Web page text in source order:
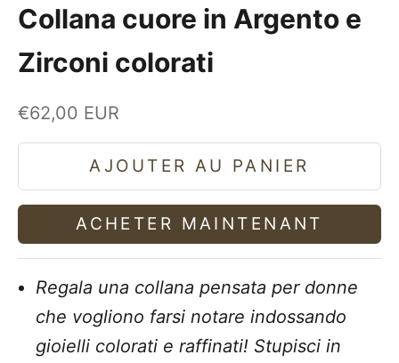
Collana cuore in Argento e
Zirconi colorati
Prix de vente
€62,00 EUR
AJOUTER AU PANIER
ACHETER MAINTENANT
Regala una collana pensata per donne
che vogliono farsi notare indossando
gioielli colorati e raffinati! Stupisci in